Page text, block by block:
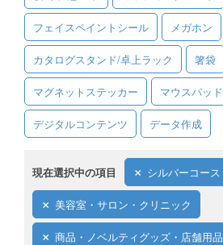
ご利用規約
お見積り・お問合せ
フェイスペイントシール メガホン
カタログスタンド/卓上ラック 箸袋
マグネットステッカー マウスパッド
デジタルコンテンツ データ作成
現在選択中の項目 シルバーコース
美容室・サロン・クリニック
商品・ノベルティグッズ・店舗用品